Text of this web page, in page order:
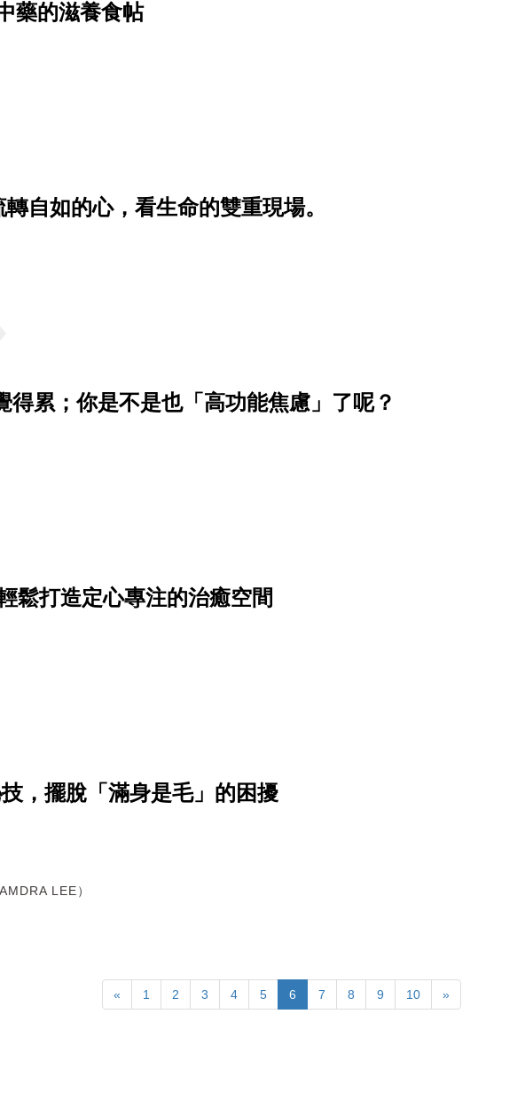
的滋養食帖
自如的心，看生命的雙重現場。
得累；你是不是也「高功能焦慮」了呢？
鬆打造定心專注的治癒空間
，擺脫「滿身是毛」的困擾
LEE）
« 1 2 3 4 5 6 7 8 9 10 »